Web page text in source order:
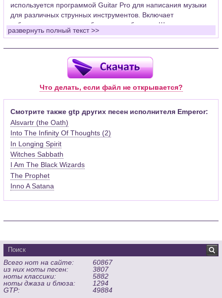
используется программой Guitar Pro для написания музыки
для различных струнных инструментов. Включает
табулатуры для гитары, бас-гитары, банджо. Широко
применяется для создания партитур, которые затем
Для открытия нот этого формата Вам необходимо
установить у себя на рабочем компьютере программу Guitar
Pro (желательно, последней версии). Скачать её можно с
официального сайта программы (Скачать) или найти
Функционал программы:
Запись музыкальных произведений для гитары, бас-гитары,
банджо и множества других инструментов и ансамблей в
виде табулатур или нотной графики (при создании
табулатуры отображается соответствующая ей строчка с
нотами и наоборот);
Создание произведений для духовых, струнных, клавишных
Создание партий для барабанов и перкуссии;
дорожек с партией вокала;
гитары;
Экспортирование музыкальных партитур в MIDI, ASCII,
MusicXML, WAV, PNG, PDF, GP5 (в Guitar Pro 6), подготовка к
печати;
Импортирование из MIDI, ASCII,MusicXML, Power Tab (.ptb),
TablEdit (.tef)
развернуть полный текст >>
Что делать, если файл не открывается?
Смотрите также gtp других песен исполнителя Emperor:
Alsvartr (the Oath)
Into The Infinity Of Thoughts (2)
In Longing Spirit
Witches Sabbath
I Am The Black Wizards
The Prophet
Inno A Satana
Всего нот на сайте:
60867
из них ноты песен:
3807
ноты классики:
5882
ноты джаза и блюза:
1294
GTP:
49884